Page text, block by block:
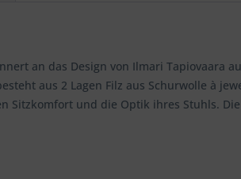
an das Design von Ilmari Tapiovaara
aus 2 Lagen Filz aus Schurwolle à
und die Optik ihres Stuhls.